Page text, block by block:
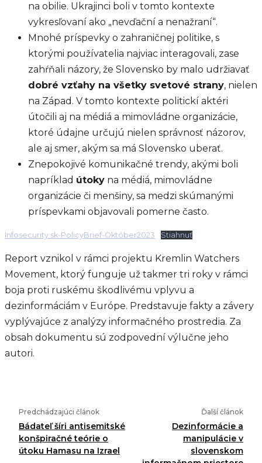
na obilie. Ukrajinci boli v tomto kontexte
vykresľovaní ako „nevďační a nenažraní“.
Mnohé príspevky o zahraničnej politike, s
ktorými používatelia najviac interagovali, zase
zahŕňali názory, že Slovensko by malo udržiavať
dobré vzťahy na všetky svetové strany, nielen
na Západ. V tomto kontexte politickí aktéri
útočili aj na médiá a mimovládne organizácie,
ktoré údajne určujú nielen správnosť názorov,
ale aj smer, akým sa má Slovensko uberať.
Znepokojivé komunikačné trendy, akými boli
napríklad útoky na médiá, mimovládne
organizácie či menšiny, sa medzi skúmanými
príspevkami objavovali pomerne často.
Infosecurity.sk-PolicyBrief-Október2023 Stiahnuť
Report vznikol v rámci projektu Kremlin Watchers
Movement, ktorý funguje už takmer tri roky v rámci
boja proti ruskému škodlivému vplyvu a
dezinformáciám v Európe. Predstavuje fakty a závery
vyplývajúce z analýzy informačného prostredia. Za
obsah dokumentu sú zodpovední výlučne jeho
autori.
Predchádzajúci článok
Bádateľ šíri antisemitské
konšpiračné teórie o
útoku Hamasu na Izrael
Ďalší článok
Dezinformácie a
manipulácie v
slovenskom